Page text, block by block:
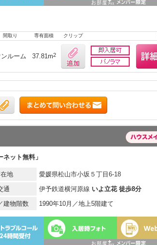
間取り 専有面積 クリップ
ンルーム 37.81m2
ット無料」
地
愛媛県松山市小坂５丁目6-18
通
伊予鉄道横河原線 いよ立花 徒歩8分
建物階数
1990年10月／地上5階建て